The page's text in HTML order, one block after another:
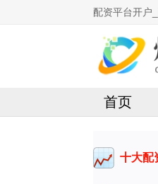
配资平台开户
首页
十大配